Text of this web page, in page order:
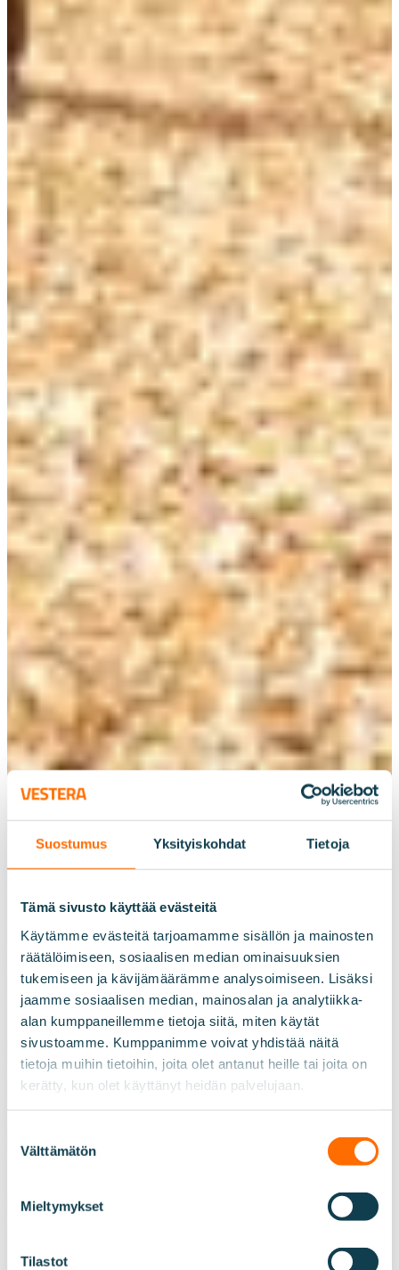
Suostumus Yksityiskohdat Tietoja
Tämä sivusto käyttää evästeitä
Käytämme evästeitä tarjoamamme sisällön ja mainosten
räätälöimiseen, sosiaalisen median ominaisuuksien
tukemiseen ja kävijämäärämme analysoimiseen. Lisäksi
jaamme sosiaalisen median, mainosalan ja analytiikka-
alan kumppaneillemme tietoja siitä, miten käytät
sivustoamme. Kumppanimme voivat yhdistää näitä
tietoja muihin tietoihin, joita olet antanut heille tai joita on
kerätty, kun olet käyttänyt heidän palvelujaan.
valinta
Välttämätön
Mieltymykset
Tilastot